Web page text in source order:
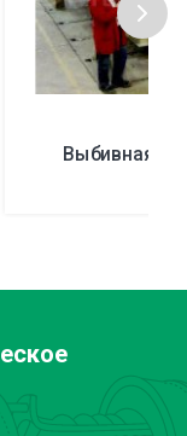
Выбивная